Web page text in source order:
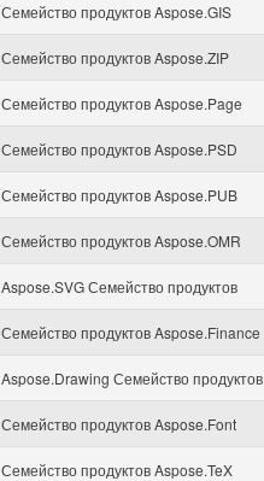
Семейство продуктов Aspose.GIS
Семейство продуктов Aspose.ZIP
Семейство продуктов Aspose.Page
Семейство продуктов Aspose.PSD
Семейство продуктов Aspose.PUB
Семейство продуктов Aspose.OMR
Aspose.SVG Семейство продуктов
Семейство продуктов Aspose.Finance
Aspose.Drawing Семейство продуктов
Семейство продуктов Aspose.Font
Семейство продуктов Aspose.TeX